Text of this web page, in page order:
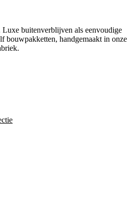
buitenverblijven als eenvoudige
bouwpakketten, handgemaakt in onze